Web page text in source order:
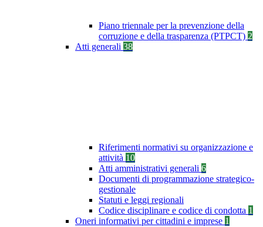
Piano triennale per la prevenzione della
corruzione e della trasparenza (PTPCT) 2
Atti generali 38
Riferimenti normativi su organizzazione e
attività 10
Atti amministrativi generali 6
Documenti di programmazione strategico-
gestionale
Statuti e leggi regionali
Codice disciplinare e codice di condotta 1
Oneri informativi per cittadini e imprese 1